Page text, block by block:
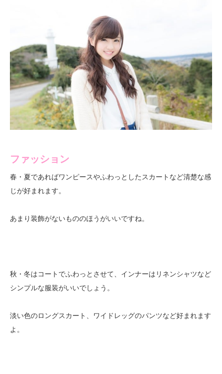
ファッション
春・夏であればワンピースやふわっとしたスカートなど清楚な感
じが好まれます。
あまり装飾がないもののほうがいいですね。
秋・冬はコートでふわっとさせて、インナーはリネンシャツなど
シンプルな服装がいいでしょう。
淡い色のロングスカート、ワイドレッグのパンツなど好まれます
よ。